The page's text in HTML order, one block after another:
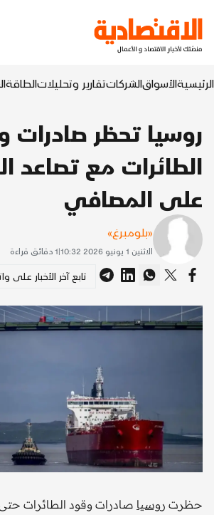
الرئيسيةالأسواقالشركاتتقارير وتحليلاتالطاقة
روسيا تحظر صادرات
الطائرات مع تصاعد
على المصافي
«بلومبرغ»
الاثنين 1 يونيو 2026 10:32 |
1 دقائق قراءة
تابع آخر الأخبار على
حظرت روسيا صادرات وقود الطائرات حتى